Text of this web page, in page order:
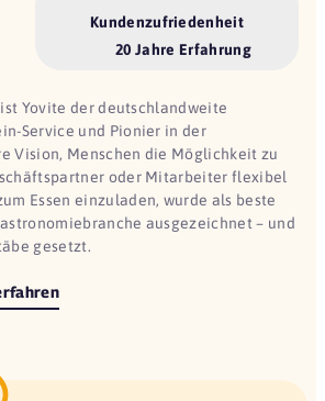
Kundenzufriedenheit
20 Jahre Erfahrung
Yovite der deutschlandweite
Service und Pionier in der
Vision, Menschen die Möglichkeit zu
oder Mitarbeiter flexibel
Essen einzuladen, wurde als beste
ausgezeichnet – und
gesetzt.